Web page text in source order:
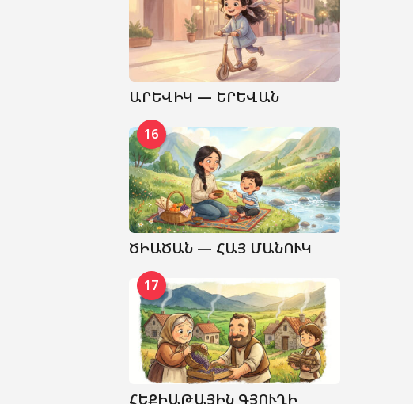
ԱՐԵՎԻԿ — ԵՐԵՎԱՆ
16
ԾԻԱԾԱՆ — ՀԱՅ ՄԱՆՈՒԿ
17
ՀԵՔԻԱԹԱՅԻՆ ԳՅՈՒՂԻ